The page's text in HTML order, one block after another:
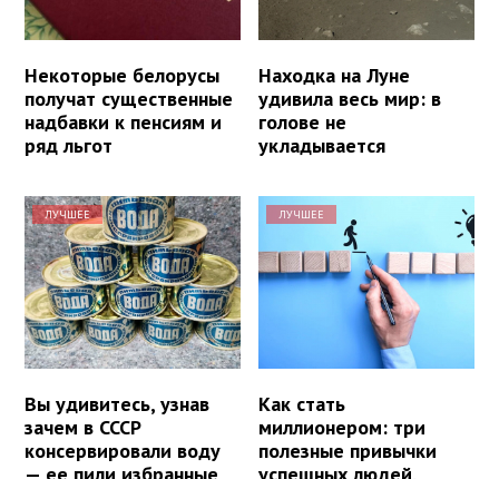
Некоторые белорусы
получат существенные
надбавки к пенсиям и
ряд льгот
Находка на Луне
удивила весь мир: в
голове не
укладывается
ЛУЧШЕЕ
Вы удивитесь, узнав
зачем в СССР
консервировали воду
— ее пили избранные
ЛУЧШЕЕ
Как стать
миллионером: три
полезные привычки
успешных людей,